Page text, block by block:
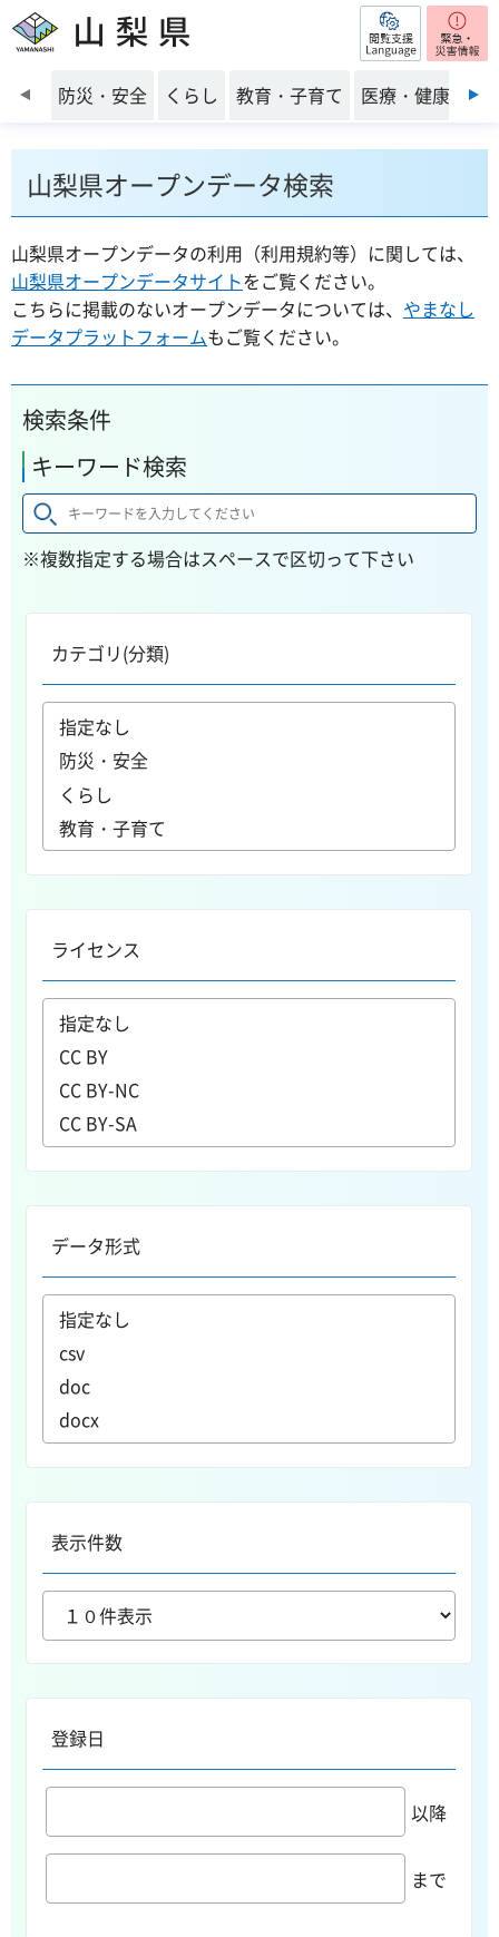
山梨県 閲覧支援
前のスライドを表示
防災・安全 くらし 教育・子育て 医療・健康・福
山梨県オープンデータ検索
山梨県オープンデータの利用（利用規約等）に関しては、
山梨県オープンデータサイトをご覧ください。
こちらに掲載のないオープンデータについては、 やまなし
データプラットフォームもご覧ください。
検索条件
キーワード検索
※複数指定する場合はスペースで区切って下さい
カテゴリ(分類)
ライセンス
データ形式
表示件数
登録日
以降
まで